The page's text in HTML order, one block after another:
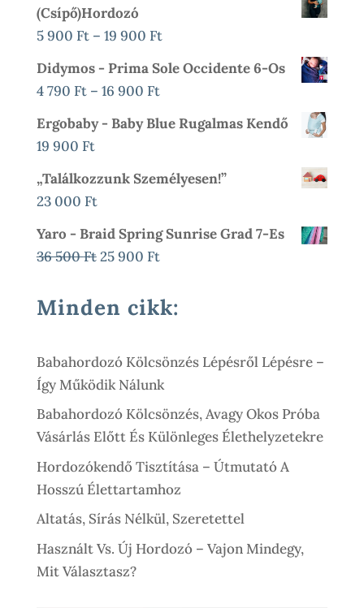
(csípő)hordozó
5 900 Ft – 19 900 FtÁrtartomány:
900 Ft
19
Didymos - Prima Sole Occidente 6-Os
4 790 Ft – 16 900 FtÁrtartomány:
790 Ft
16
Ergobaby - Baby Blue Rugalmas Kendő
19 900 Ft
„Találkozzunk Személyesen!”
23 000 Ft
Yaro - Braid Spring Sunrise Grad 7-Es
36 500Ft Original
Was:
25 900 FtCurrent
Is:
Minden cikk:
Babahordozó Kölcsönzés Lépésről Lépésre –
Így Működik Nálunk
Babahordozó Kölcsönzés, Avagy Okos Próba
Vásárlás Előtt És Különleges Élethelyzetekre
Hordozókendő Tisztítása – Útmutató A
Hosszú Élettartamhoz
Altatás, Sírás Nélkül, Szeretettel
Használt Vs. Új Hordozó – Vajon Mindegy,
Mit Választasz?